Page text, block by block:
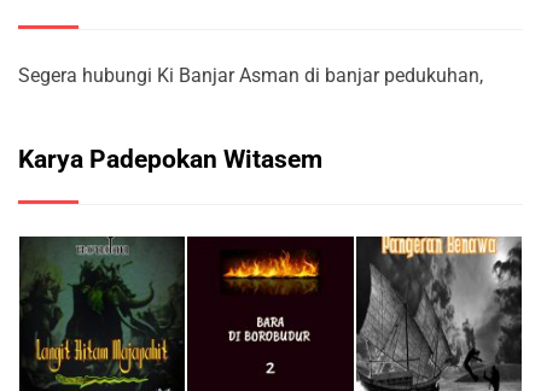
Segera hubungi Ki Banjar Asman di banjar pedukuhan,
Karya Padepokan Witasem